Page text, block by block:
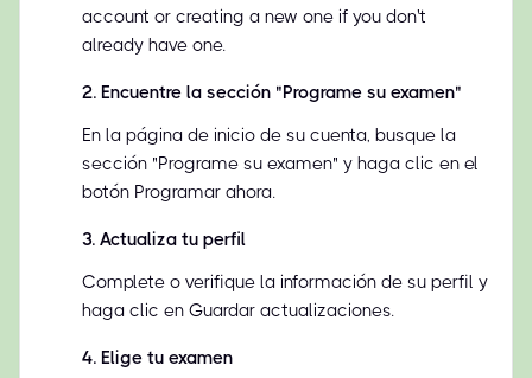
account or creating a new one if you don't
already have one.
2. Encuentre la sección "Programe su examen"
En la página de inicio de su cuenta, busque la
sección "Programe su examen" y haga clic en el
botón Programar ahora.
3. Actualiza tu perfil
Complete o verifique la información de su perfil y
haga clic en Guardar actualizaciones.
4. Elige tu examen